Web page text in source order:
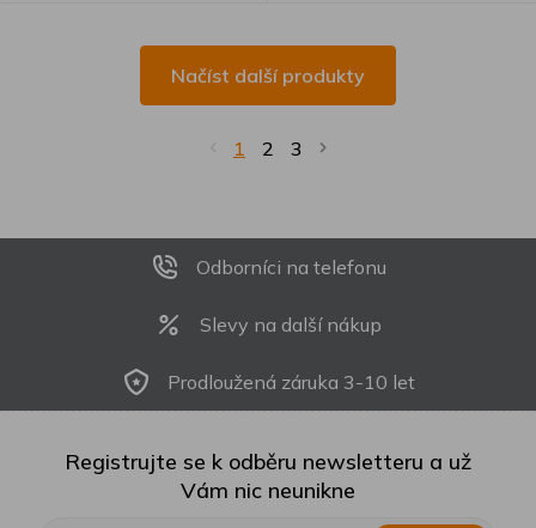
Načíst další produkty
1 2 3
Odborníci na telefonu
Slevy na další nákup
Prodloužená záruka 3-10 let
Registrujte se k odběru newsletteru a už
Vám nic neunikne